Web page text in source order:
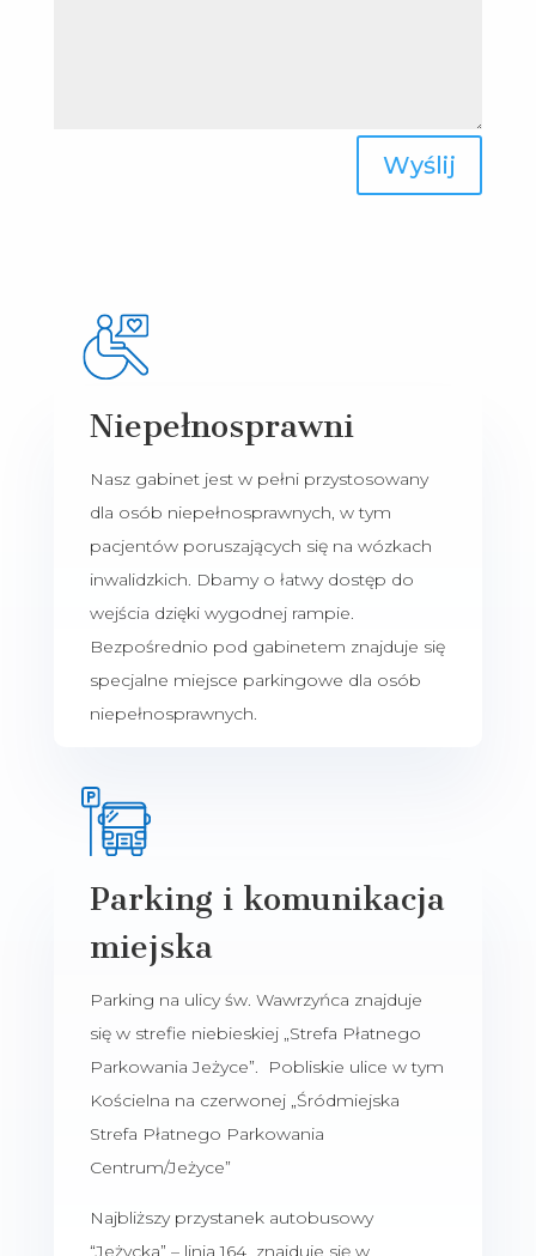
Wyślij
Niepełnosprawni
Nasz gabinet jest w pełni przystosowany
dla osób niepełnosprawnych, w tym
pacjentów poruszających się na wózkach
inwalidzkich. Dbamy o łatwy dostęp do
wejścia dzięki wygodnej rampie.
Bezpośrednio pod gabinetem znajduje się
specjalne miejsce parkingowe dla osób
niepełnosprawnych.
Parking i komunikacja
miejska
Parking na ulicy św. Wawrzyńca znajduje
się w strefie niebieskiej „Strefa Płatnego
Parkowania Jeżyce”. Pobliskie ulice w tym
Kościelna na czerwonej „Śródmiejska
Strefa Płatnego Parkowania
Centrum/Jeżyce”
Najbliższy przystanek autobusowy
“Jeżycka” – linia 164 znajduje się w